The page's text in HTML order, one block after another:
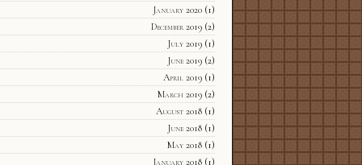
January 2020(1)
December 2019(2)
July 2019(1)
June 2019(2)
April 2019(1)
March 2019(2)
August 2018(1)
June 2018(1)
May 2018(1)
January 2018(1)